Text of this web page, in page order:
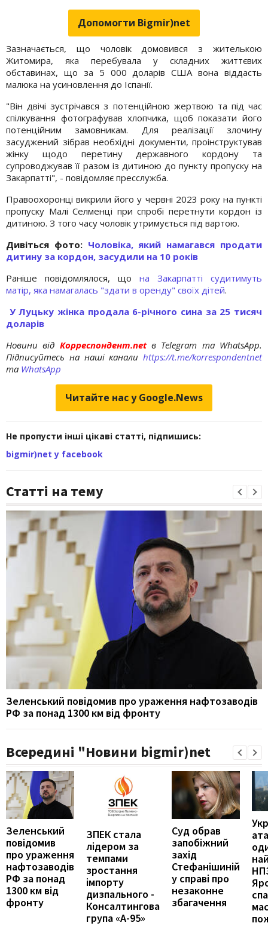
Допомогти Bigmir)net
Зазначається, що чоловік домовився з жителькою
Житомира, яка перебувала у складних життєвих
обставинах, що за 5 000 доларів США вона віддасть
малюка на усиновлення до Іспанії.
"Він двічі зустрічався з потенційною жертвою та під час
спілкування фотографував хлопчика, щоб показати його
потенційним замовникам. Для реалізації злочину
засуджений зібрав необхідні документи, проінструктував
жінку щодо перетину державного кордону та
супроводжував її разом із дитиною до пункту пропуску на
Закарпатті", - повідомляє пресслужба.
Правоохоронці викрили його у червні 2023 року на пункті
пропуску Малі Селменці при спробі перетнути кордон із
дитиною. З того часу чоловік утримується під вартою.
Дивіться фото: Чоловіка, який намагався продати
дитину за кордон, засудили на 10 років
Раніше повідомлялося, що на Закарпатті судитимуть
матір, яка намагалась "здати в оренду" своїх дітей.
У Луцьку жінка продала 6-річного сина за 25 тисяч
доларів
Новини від Корреспондент.netв Telegram та WhatsApp.
Підписуйтесь на наші канали https://t.me/korrespondentnet
та WhatsApp
Читайте нас у Google.News
Не пропусти інші цікаві статті, підпишись:
bigmir)net у facebook
Статті на тему
Зеленський повідомив про ураження нафтозаводів
РФ за понад 1300 км від фронту
Всередині "Новини bigmir)net
Зеленський
повідомив
про ураження
нафтозаводів
РФ за понад
1300 км від
фронту
ЗПЕК стала
лідером за
темпами
зростання
імпорту
дизпального -
Консалтингова
група «А-95»
Суд обрав
запобіжний
захід
Стефанішиній
у справі про
незаконне
збагачення